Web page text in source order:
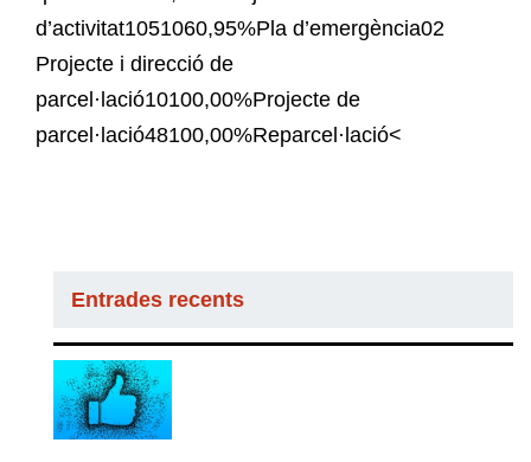
d’activitat1051060,95%Pla d’emergència02
Projecte i direcció de
parcel·lació10100,00%Projecte de
parcel·lació48100,00%Reparcel·lació<
Entrades recents